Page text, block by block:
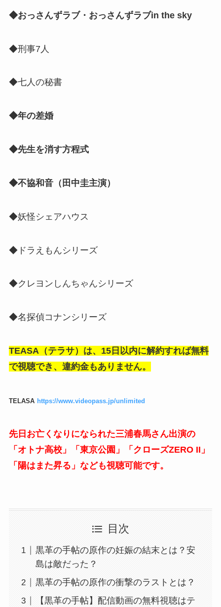
◆おっさんずラブ・おっさんずラブin the sky
◆刑事7人
◆七人の秘書
◆年の差婚
◆先生を消す方程式
◆不協和音（田中圭主演）
◆妖怪シェアハウス
◆ドラえもんシリーズ
◆クレヨンしんちゃんシリーズ
◆名探偵コナンシリーズ
TEASA（テラサ）は、15日以内に解約すれば無料
で視聴でき、違約金もありません。
TELASA https://www.videopass.jp/unlimited
先日お亡くなりになられた三浦春馬さん出演の
「オトナ高校」「東京公園」「クローズZERO II」
「陽はまた昇る」なども視聴可能です。
目次
黒革の手帖の原作の妊娠の結末とは？安
島は敵だった？
黒革の手帖の原作の衝撃のラストとは？
【黒革の手帖】配信動画の無料視聴はテ